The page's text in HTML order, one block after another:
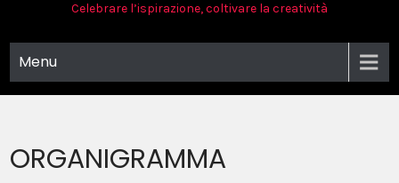
Celebrare l’ispirazione, coltivare la creatività
Menu
ORGANIGRAMMA